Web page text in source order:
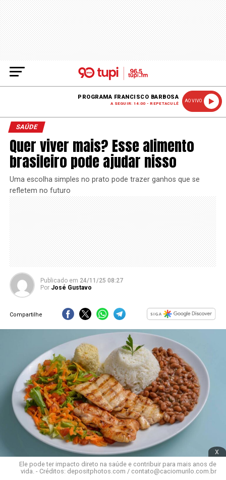
PROGRAMA FRANCISCO BARBOSA
A SEGUIR: 14:00 - REPETACULÊ
AO VIVO
SAÚDE
Quer viver mais? Esse alimento
brasileiro pode ajudar nisso
Uma escolha simples no prato pode trazer ganhos que se
refletem no futuro
Publicado em 24/11/25 08:27
Por José Gustavo
Compartilhe
x
Ele pode ter impacto direto na saúde e contribuir para mais anos de
vida. - Créditos: depositphotos.com / contato@caciomurilo.com.br